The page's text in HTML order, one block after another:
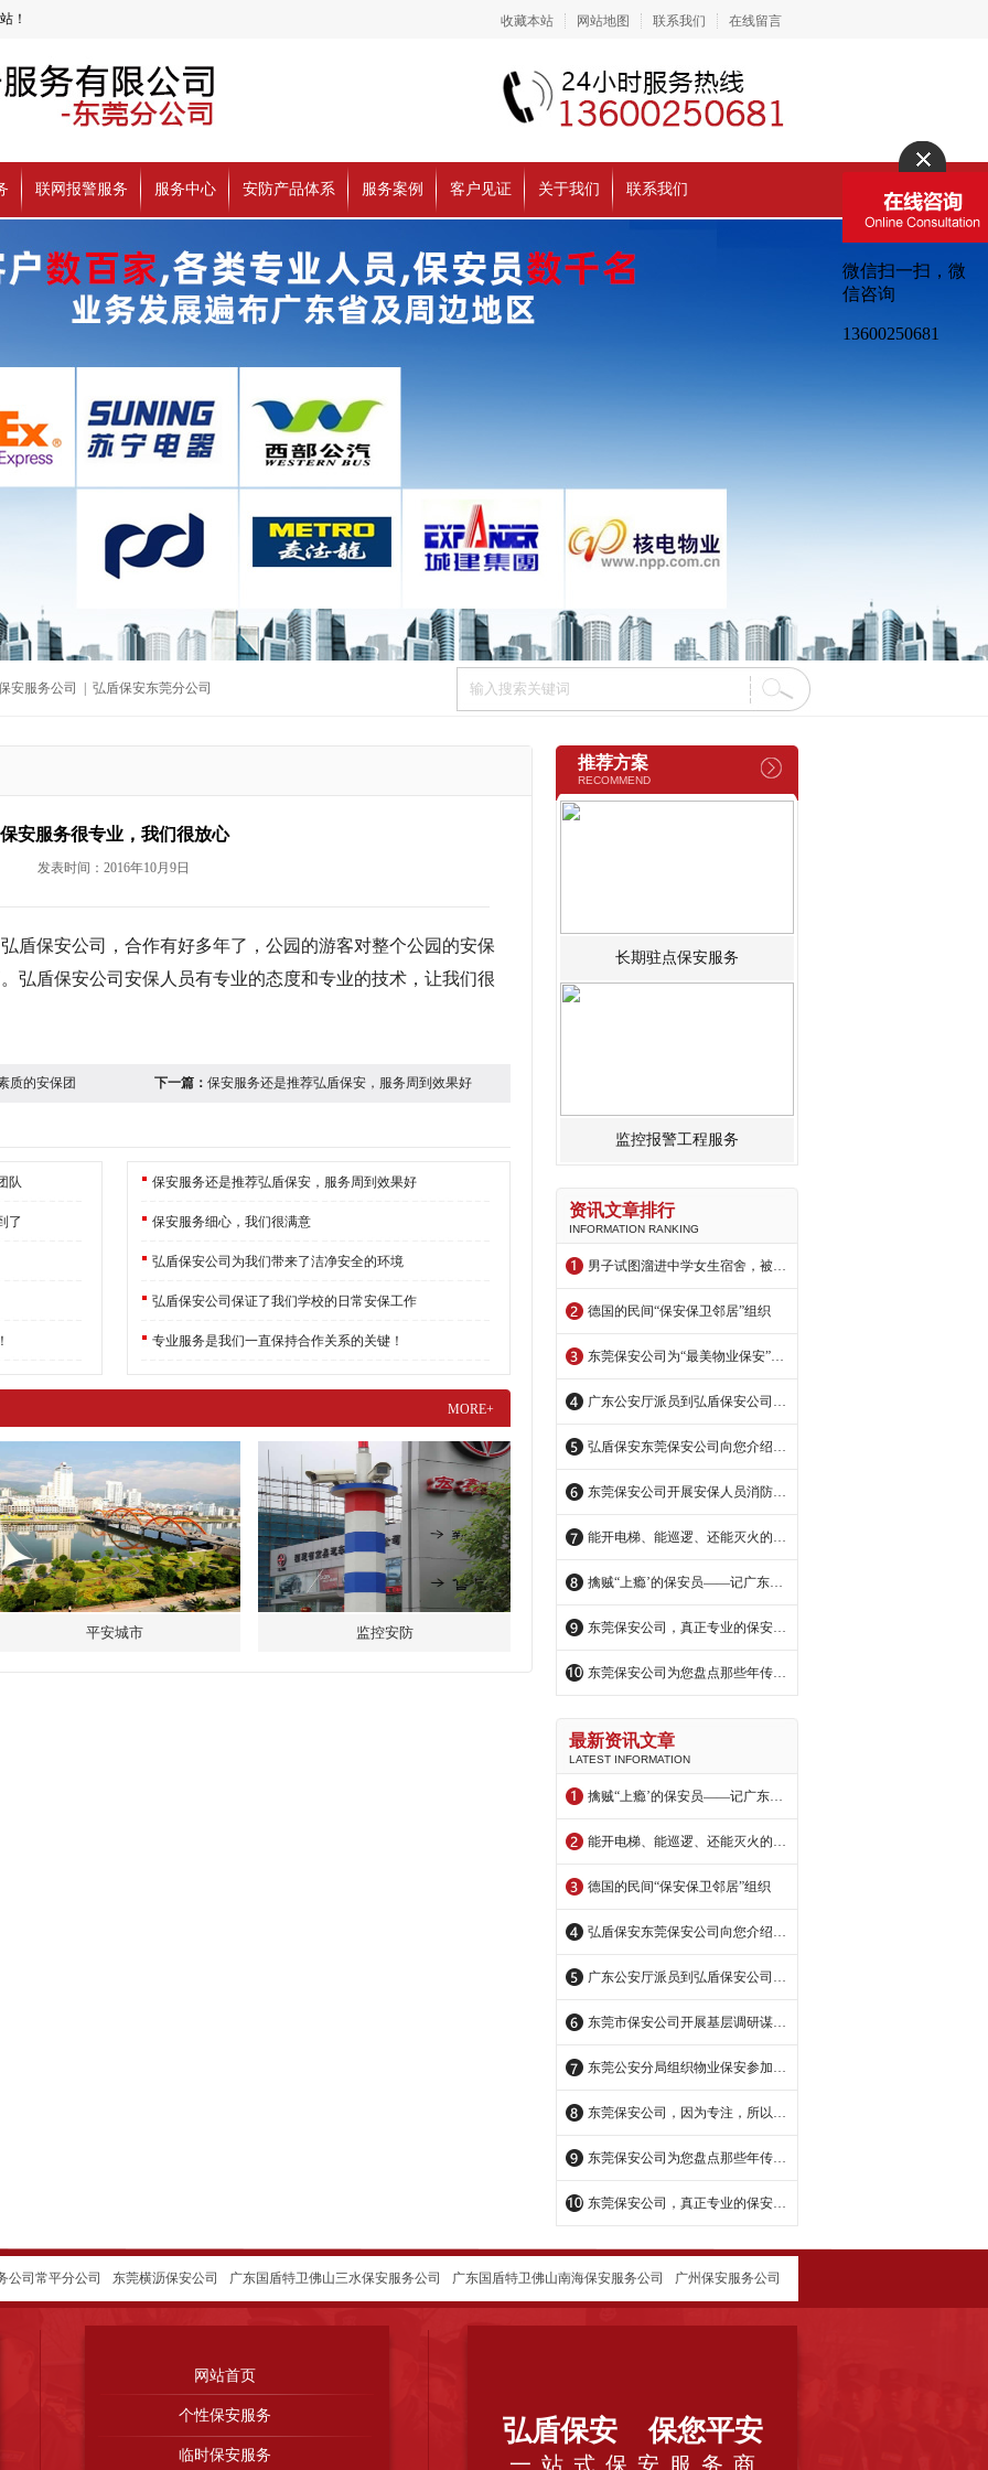
！ 收藏本站 网站地图 联系我们 在线留言
联网报警服务 服务中心 安防产品体系 服务案例 客户见证 关于我们 联系我们
安服务公司 弘盾保安东莞分公司
推荐方案
RECOMMEND
长期驻点保安服务
监控报警工程服务
资讯文章排行
INFORMATION RANKING
男子试图溜进中学女生宿舍，被学校保安擒获
德国的民间“保安保卫邻居”组织
东莞保安公司为“最美物业保安”点赞!
广东公安厅派员到弘盾保安公司交流指导
弘盾保安东莞保安公司向您介绍美国纽约的市民保安巡逻队
东莞保安公司开展安保人员消防安全培训
能开电梯、能巡逻、还能灭火的保安机器人
擒贼“上瘾’的保安员——记广东弘盾保安服务公司东莞中宏分公司保安员王伟明
东莞保安公司，真正专业的保安公司
东莞保安公司为您盘点那些年传说中的励志保安哥
最新资讯文章
LATEST INFORMATION
擒贼“上瘾’的保安员——记广东弘盾保安服务公司东莞中宏分公司保安员王伟明
能开电梯、能巡逻、还能灭火的保安机器人
德国的民间“保安保卫邻居”组织
弘盾保安东莞保安公司向您介绍美国纽约的市民保安巡逻队
广东公安厅派员到弘盾保安公司交流指导
东莞市保安公司开展基层调研谋划未来
东莞公安分局组织物业保安参加培训活动，开展基础业务培训
东莞保安公司，因为专注，所以专业！
东莞保安公司为您盘点那些年传说中的励志保安哥
东莞保安公司，真正专业的保安公司
保安服务很专业，我们很放心
发表时间：2016年10月9日
盾保安公司，合作有好多年了，公园的游客对整个公园的安保
弘盾保安公司安保人员有专业的态度和专业的技术，让我们很
质的安保团 下一篇： 保安服务还是推荐弘盾保安，服务周到效果好
队
了
保安服务还是推荐弘盾保安，服务周到效果好
保安服务细心，我们很满意
弘盾保安公司为我们带来了洁净安全的环境
弘盾保安公司保证了我们学校的日常安保工作
专业服务是我们一直保持合作关系的关键！
MORE+
平安城市 监控安防
公司常平分公司 东莞横沥保安公司 广东国盾特卫佛山三水保安服务公司 广东国盾特卫佛山南海保安服务公司 广州保安服务公司
中山保安服务公司 惠州市博罗保安服务有限公司 茂名保安服务公司 佛山国盾特卫保安服务有限公司 东莞黄江保安公司
广东得安保安服务公司清远分公司
山东益人机械有限公司 惠州保安公司 佛山市三水区保安服务公司
珠海保安服务公司
网站首页
个性保安服务
临时保安服务
弘盾保安 保您平安
一 站 式 保 安 服 务 商